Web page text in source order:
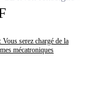
serez chargé de la
mécatroniques